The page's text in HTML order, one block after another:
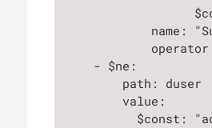
name:
    - $ne:
        path: duser
        value:
$const: